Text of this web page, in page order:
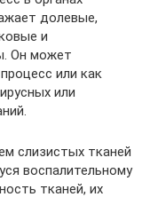
долевые,
и
Он может
или как
или
слизистых тканей
воспалительному
тканей, их